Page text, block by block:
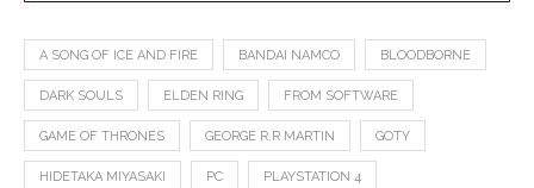
A SONG OF ICE AND FIRE BANDAI NAMCO BLOODBORNE
DARK SOULS ELDEN RING FROM SOFTWARE
GAME OF THRONES GEORGE R.R MARTIN GOTY
HIDETAKA MIYASAKI PC PLAYSTATION 4